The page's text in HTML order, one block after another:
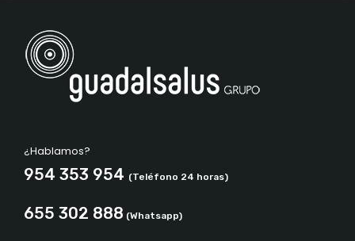
¿Hablamos?
954 353 954 (Teléfono 24 horas)
655 302 888 (Whatsapp)